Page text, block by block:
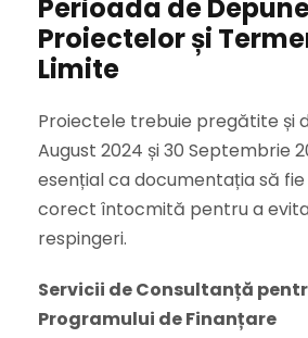
Perioada de
Proiectelor și
Limite
Proiectele trebuie pregătite și
August 2024 și 30 Septembrie
esențial ca documentația să
corect întocmită pentru a
respingeri.
Servicii de Consultanță
Programului de Finanțare